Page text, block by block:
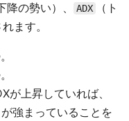
降の勢い）、 ADX
（ト
ます。
が上昇していれば、
強まっていることを